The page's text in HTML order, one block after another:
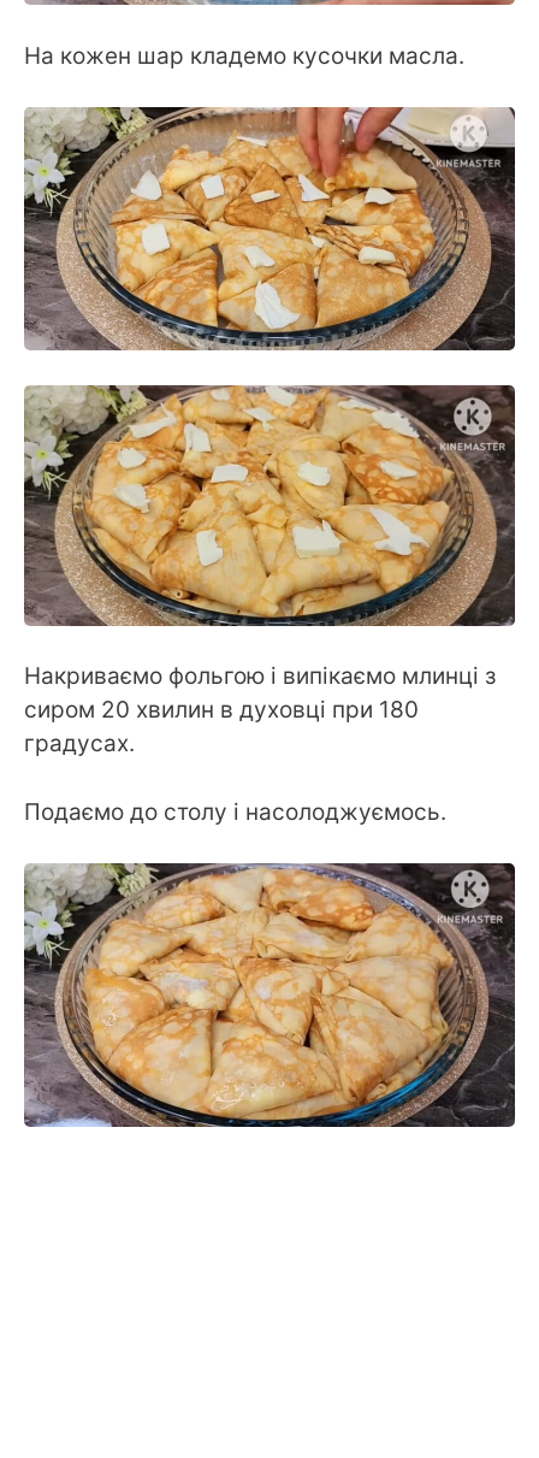
На кожен шар кладемо кусочки масла.
Накриваємо фольгою і випікаємо млинці з
сиром 20 хвилин в духовці при 180
градусах.
Подаємо до столу і насолоджуємось.